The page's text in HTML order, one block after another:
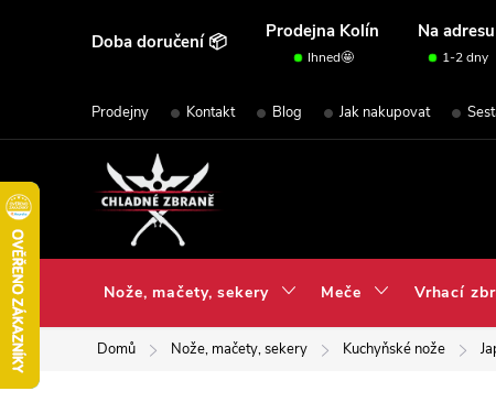
Doba doručení 📦 Prodejna Kolín Na adresu
Ihned🤩 1-2 dny
Prodejny Kontakt Blog Jak nakupovat
Nože, mačety, sekery Meče Vrhací
Domů Nože, mačety, sekery Kuchyňské nože